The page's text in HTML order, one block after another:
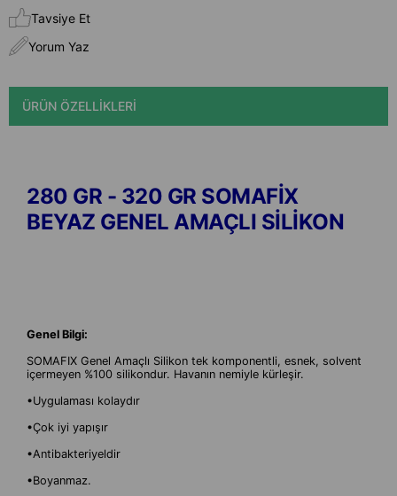
Tavsiye Et
Yorum Yaz
ÜRÜN ÖZELLIKLERI
280 GR - 320 GR SOMAFİX
BEYAZ GENEL AMAÇLI SİLİKON
Genel Bilgi:
SOMAFIX Genel Amaçlı Silikon tek komponentli, esnek, solvent
içermeyen %100 silikondur. Havanın nemiyle kürleşir.
•Uygulaması kolaydır
•Çok iyi yapışır
•Antibakteriyeldir
•Boyanmaz.